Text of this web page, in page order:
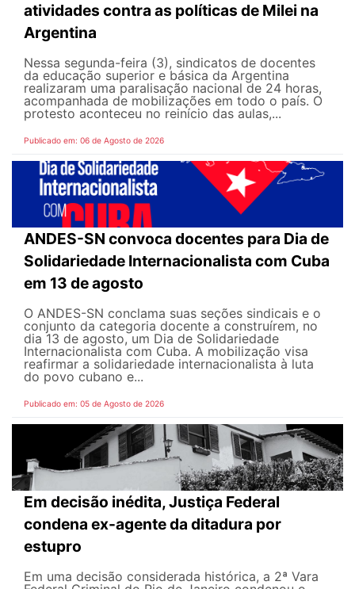
atividades contra as políticas de Milei na
Argentina
Nessa segunda-feira (3), sindicatos de docentes
da educação superior e básica da Argentina
realizaram uma paralisação nacional de 24 horas,
acompanhada de mobilizações em todo o país. O
protesto aconteceu no reinício das aulas,...
Publicado em: 06 de Agosto de 2026
ANDES-SN convoca docentes para Dia de
Solidariedade Internacionalista com Cuba
em 13 de agosto
O ANDES-SN conclama suas seções sindicais e o
conjunto da categoria docente a construírem, no
dia 13 de agosto, um Dia de Solidariedade
Internacionalista com Cuba. A mobilização visa
reafirmar a solidariedade internacionalista à luta
do povo cubano e...
Publicado em: 05 de Agosto de 2026
Em decisão inédita, Justiça Federal
condena ex-agente da ditadura por
estupro
Em uma decisão considerada histórica, a 2ª Vara